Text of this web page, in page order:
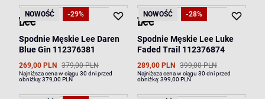
NOWOŚĆ -29%
Spodnie Męskie Lee Daren
Blue Gin 112376381
269,00 PLN 379,00 PLN
Najniższa cena w ciągu 30 dni przed
obniżką:379,00 PLN
NOWOŚĆ -28%
Spodnie Męskie Lee Luke
Faded Trail 112376874
289,00 PLN 399,00 PLN
Najniższa cena w ciągu 30 dni przed
obniżką:399,00 PLN